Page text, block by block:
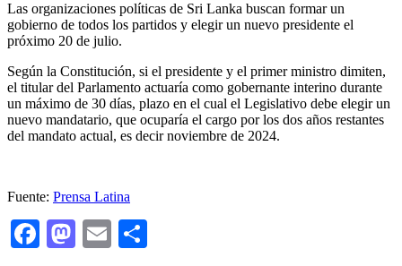
Las organizaciones políticas de Sri Lanka buscan formar un
gobierno de todos los partidos y elegir un nuevo presidente el
próximo 20 de julio.
Según la Constitución, si el presidente y el primer ministro dimiten,
el titular del Parlamento actuaría como gobernante interino durante
un máximo de 30 días, plazo en el cual el Legislativo debe elegir un
nuevo mandatario, que ocuparía el cargo por los dos años restantes
del mandato actual, es decir noviembre de 2024.
Fuente: Prensa Latina
Facebook
Mastodon
Email